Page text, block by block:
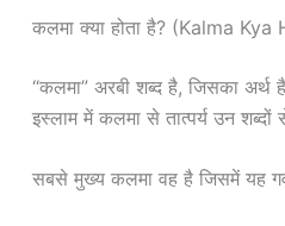
कलमा क्या होता है? (Kalma
“कलमा” अरबी शब्द है, जिसका अर्थ
इस्लाम में कलमा से तात्पर्य उन
सबसे मुख्य कलमा वह है जिसमें यह